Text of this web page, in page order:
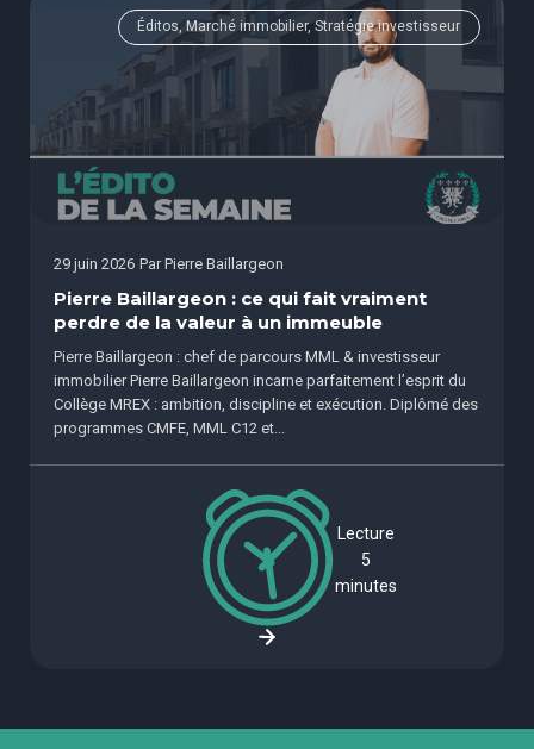
Éditos, Marché immobilier, Stratégie investisseur
29 juin 2026 Par Pierre Baillargeon
Pierre Baillargeon : ce qui fait vraiment
perdre de la valeur à un immeuble
Pierre Baillargeon : chef de parcours MML & investisseur
immobilier Pierre Baillargeon incarne parfaitement l’esprit du
Collège MREX : ambition, discipline et exécution. Diplômé des
programmes CMFE, MML C12 et...
Lecture
5
minutes